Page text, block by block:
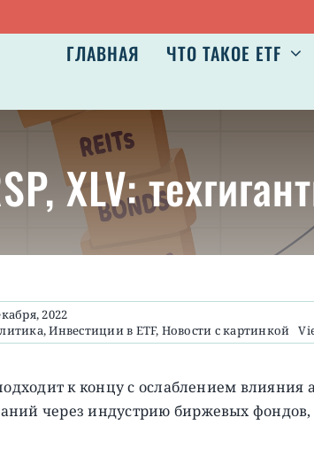
ГЛАВНАЯ ЧТО ТАКОЕ ETF
XLV:
2022
,Инвестиции в ETF, Новости с картинкой
к концу с ослаблением
через индустрию биржевых фондов,